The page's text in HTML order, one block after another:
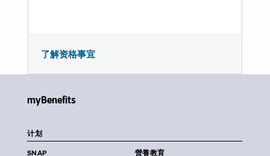
了解资格事宜
myBenefits
计划
SNAP 營養教育